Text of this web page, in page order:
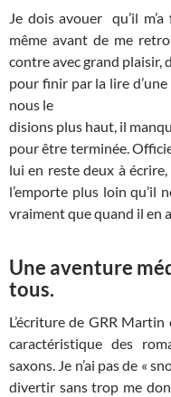
Je dois avouer qu’il
même avant de me
contre avec grand plaisir,
pour finir par la lire
nous le
disions plus haut, il
pour être terminée.
lui en reste deux à
l’emporte plus loin qu’il
vraiment que quand il en
Une aventure
tous.
L’écriture de GRR
caractéristique des
saxons. Je n’ai pas de «
divertir sans trop me